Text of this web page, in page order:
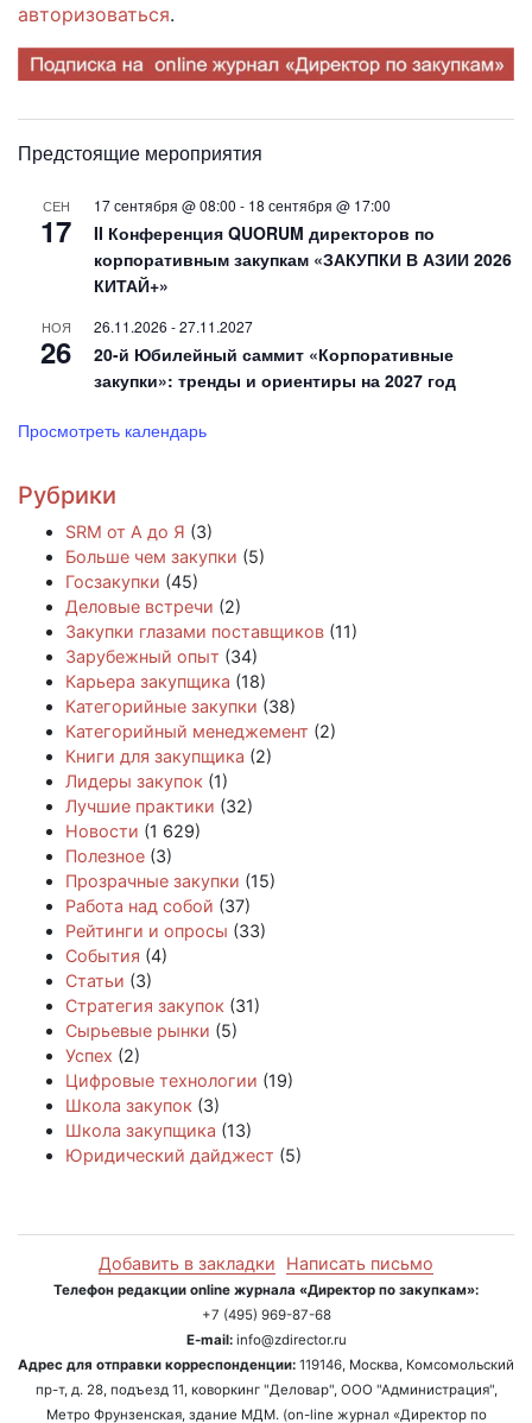
авторизоваться.
Предстоящие мероприятия
СЕН
17
17 сентября @ 08:00 - 18 сентября @ 17:00
II Конференция QUORUM директоров по
корпоративным закупкам «ЗАКУПКИ В АЗИИ 2026
КИТАЙ+»
НОЯ
26
26.11.2026 -27.11.2027
20-й Юбилейный саммит «Корпоративные
закупки»: тренды и ориентиры на 2027 год
Просмотреть календарь
Рубрики
SRM от А до Я (3)
Больше чем закупки (5)
Госзакупки (45)
Деловые встречи (2)
Закупки глазами поставщиков (11)
Зарубежный опыт (34)
Карьера закупщика (18)
Категорийные закупки (38)
Категорийный менеджемент (2)
Книги для закупщика (2)
Лидеры закупок (1)
Лучшие практики (32)
Новости (1 629)
Полезное (3)
Прозрачные закупки (15)
Работа над собой (37)
Рейтинги и опросы (33)
События (4)
Статьи (3)
Стратегия закупок (31)
Сырьевые рынки (5)
Успех (2)
Цифровые технологии (19)
Школа закупок (3)
Школа закупщика (13)
Юридический дайджест (5)
Добавить в закладки Написать письмо
Телефон редакции online журнала «Директор по закупкам»:
+7 (495) 969-87-68
E-mail:info@zdirector.ru
Адрес для отправки корреспонденции: 119146, Москва, Комсомольский
пр-т, д. 28, подъезд 11, коворкинг "Деловар", ООО "Администрация",
Метро Фрунзенская, здание МДМ. (on-line журнал «Директор по